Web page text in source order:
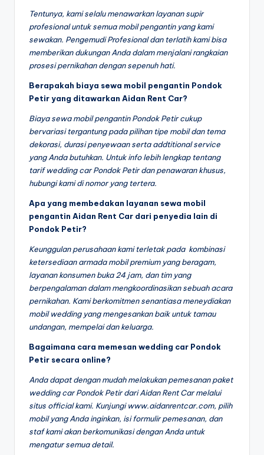
Tentunya, kami selalu menawarkan layanan supir
profesional untuk semua mobil pengantin yang kami
sewakan. Pengemudi Profesional dan terlatih kami bisa
memberikan dukungan Anda dalam menjalani rangkaian
prosesi pernikahan dengan sepenuh hati.
Berapakah biaya sewa mobil pengantin Pondok
Petir yang ditawarkan Aidan Rent Car?
Biaya sewa mobil pengantin Pondok Petir cukup
bervariasi tergantung pada pilihan tipe mobil dan tema
dekorasi, durasi penyewaan serta addtitional service
yang Anda butuhkan. Untuk info lebih lengkap tentang
tarif wedding car Pondok Petir dan penawaran khusus,
hubungi kami di nomor yang tertera.
Apa yang membedakan layanan sewa mobil
pengantin Aidan Rent Car dari penyedia lain di
Pondok Petir?
Keunggulan perusahaan kami terletak pada kombinasi
ketersediaan armada mobil premium yang beragam,
layanan konsumen buka 24 jam, dan tim yang
berpengalaman dalam mengkoordinasikan sebuah acara
pernikahan. Kami berkomitmen senantiasa meneydiakan
mobil wedding yang mengesankan baik untuk tamau
undangan, mempelai dan keluarga.
Bagaimana cara memesan wedding car Pondok
Petir secara online?
Anda dapat dengan mudah melakukan pemesanan paket
wedding car Pondok Petir dari Aidan Rent Car melalui
situs official kami. Kunjungi www.aidanrentcar.com, pilih
mobil yang Anda inginkan, isi formulir pemesanan, dan
staf kami akan berkomunikasi dengan Anda untuk
mengatur semua detail.